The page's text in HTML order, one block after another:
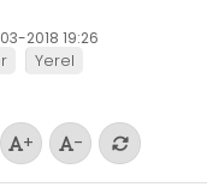
2018 19:26
Yerel
+ -